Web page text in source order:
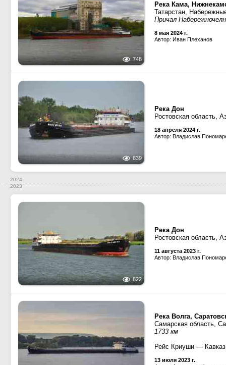
748
Река Кама,
Татарстан,
Причал
8 мая 2024 г.
Автор: Иван Плеханов
639
Река Дон
Ростовская область,
18 апреля 2024 г.
Автор: Владислав
2024
2023
822
Река Дон
Ростовская область,
11 августа 2023 г.
Автор: Владислав
Река Волга,
Самарская область,
1733 км
Рейс Криуши — Кавказ
13 июля 2023 г.